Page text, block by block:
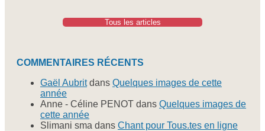
Tous les articles
COMMENTAIRES RÉCENTS
Gaël Aubritdans Quelques images de cette
année
Anne - Céline PENOT dans Quelques images de
cette année
Slimani sma dans Chant pour Tous.tes en ligne